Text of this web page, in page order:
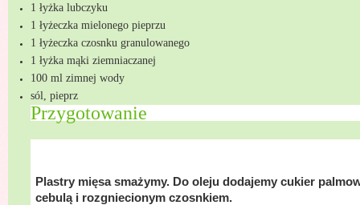
1 łyżka lubczyku
1 łyżeczka mielonego pieprzu
1 łyżeczka czosnku granulowanego
1 łyżka mąki ziemniaczanej
100 ml zimnej wody
sól, pieprz
Przygotowanie
Plastry mięsa smażymy. Do oleju dodajemy cukier
cebulą i rozgniecionym czosnkiem.